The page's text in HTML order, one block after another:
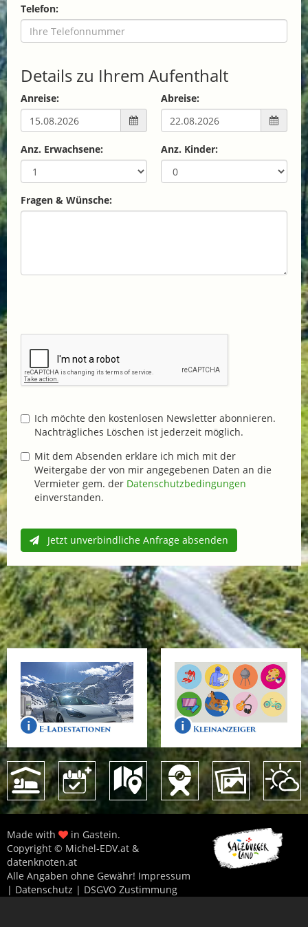
Telefon:
Details zu Ihrem Aufenthalt
Anreise: Abreise:
Anz. Erwachsene: Anz. Kinder:
Fragen & Wünsche:
Ich möchte den kostenlosen Newsletter abonnieren.
Nachträgliches Löschen ist jederzeit möglich.
Mit dem Absenden erkläre ich mich mit der
Weitergabe der von mir angegebenen Daten an die
Vermieter gem. der Datenschutzbedingungen
einverstanden.
Jetzt unverbindliche Anfrage absenden
Made with
in Gastein.
Copyright © Michel-EDV.at &
datenknoten.at
Alle Angaben ohne Gewähr! Impressum
| Datenschutz | DSGVO Zustimmung